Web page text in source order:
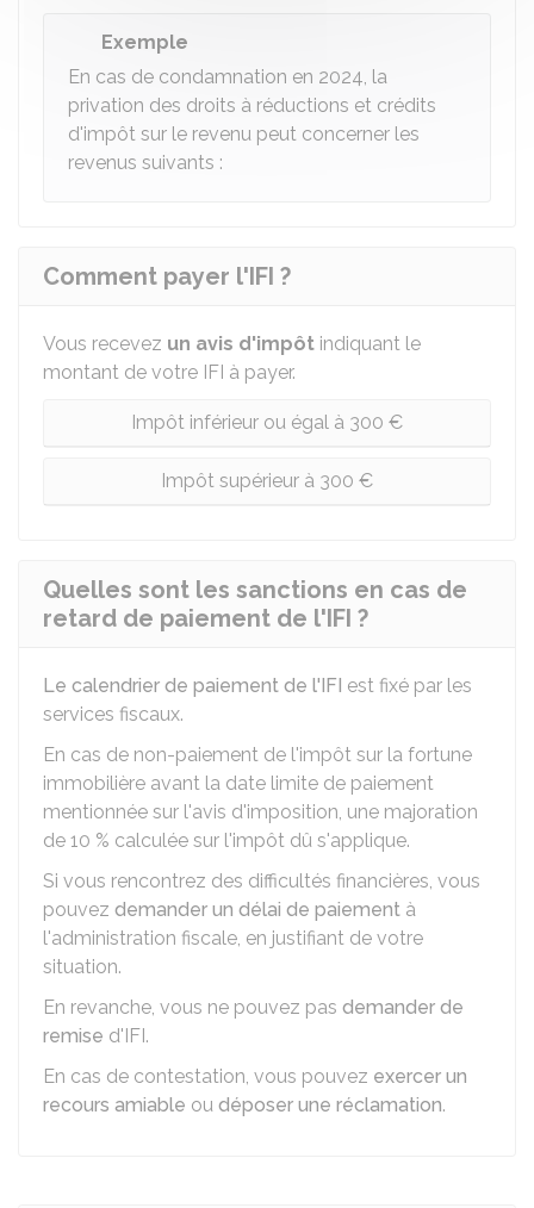
Exemple
En cas de condamnation en 2024, la
privation des droits à réductions et crédits
d'impôt sur le revenu peut concerner les
revenus suivants :
Comment payer l'IFI ?
Vous recevez un avis d'impôt indiquant le
montant de votre IFI à payer.
Impôt inférieur ou égal à 300 €
Impôt supérieur à 300 €
Quelles sont les sanctions en cas de
retard de paiement de l'IFI ?
Le calendrier de paiement de l'IFI est fixé par les
services fiscaux.
En cas de non-paiement de l'impôt sur la fortune
immobilière avant la date limite de paiement
mentionnée sur l'avis d'imposition, une majoration
de 10 % calculée sur l'impôt dû s'applique.
Si vous rencontrez des difficultés financières, vous
pouvez demander un délai de paiement à
l'administration fiscale, en justifiant de votre
situation.
En revanche, vous ne pouvez pas demander de
remise d'IFI.
En cas de contestation, vous pouvez exercer un
recours amiable ou déposer une réclamation.